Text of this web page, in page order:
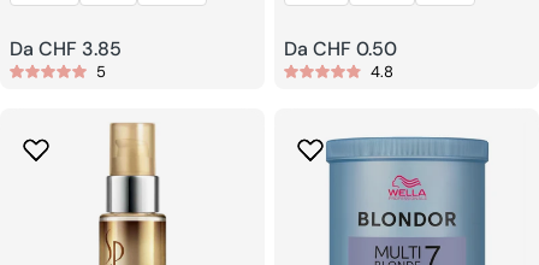
Prezzo
regolare
Da CHF 3.85
5
Prezzo
regolare
Da CHF 0.50
4.8